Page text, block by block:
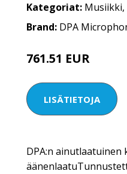
Kategoriat: Musiikki,
Brand: DPA
761.51 EUR
LISÄTIETOJA
DPA:n